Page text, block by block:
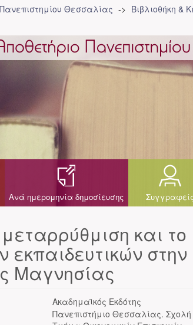
Θεσσαλίας Βιβλιοθήκη &
Ανά ημερομηνία δημοσίευσης
μεταρρύθμιση και
Μαγνησίας
Ακαδημαϊκός Εκδότης
Πανεπιστήμιο Θεσσαλίας. Σχολή